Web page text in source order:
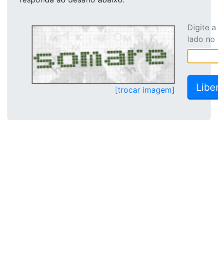
[trocar imagem]
Digite
lado no